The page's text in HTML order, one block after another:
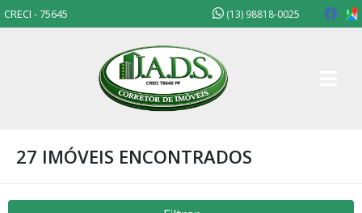
CRECI - 75645 (13) 98818-0025
27 IMÓVEIS ENCONTRADOS